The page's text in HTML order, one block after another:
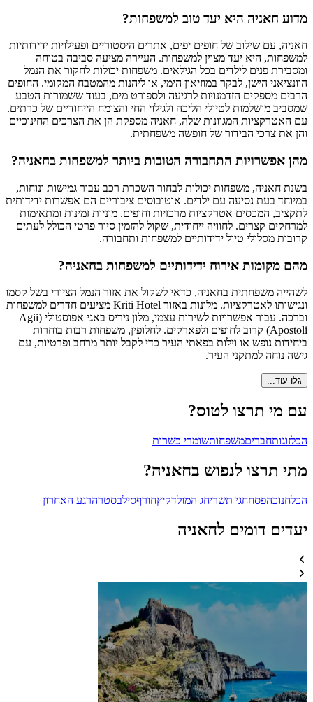
מדוע חאניה היא יעד טוב למשפחות?
חאניה, עם שילוב של חופים יפים, אתרים היסטוריים ופעילויות ידידותיות
למשפחות, היא יעד מצוין למשפחות. העיירה מציעה סביבה בטוחה
ומסבירת פנים לילדים בכל הגילאים. משפחות יכולות לחקור את הנמל
הוונציאני הישן, לבקר במוזיאון הימי, או ליהנות מהמטבח המקומי. החופים
הרבים מספקים הזדמנויות לרגיעה ולספורט מים, בעוד ששמורות הטבע
שמסביב מושלמות לטיולי הליכה ולגילוי החי והצומח הייחודיים של כרתים.
עם האטרקציות המגוונות שלה, חאניה מספקת הן את הצרכים החינוכיים
והן את צרכי הבידור של חופשה משפחתית.
מהן אפשרויות התחבורה הטובות ביותר למשפחות בחאניה?
בשנת חאניה, משפחות יכולות לבחור השכרת רכב עבור גמישות ונוחות,
במיוחד בעת נסיעה עם ילדים. אוטובוסים ציבוריים הם אפשרות ידידותית
לתקציב, המכסים אטרקציות מרכזיות וחופים. מוניות זמינות ומתאימות
למרחקים קצרים. לחוויה ייחודית, שקול להזמין סיור פרטי הכולל לעתים
קרובות מסלולי טיול ידידותיים למשפחות ותחבורה.
מהם מקומות אירוח ידידותיים למשפחות בחאניה?
לשהייה משפחתית בחאניה, כדאי לשקול את אזור הנמל הציורי בשל קסמו
ונגישותו לאטרקציות. מלונות באזור Kriti Hotel מציעים חדרים למשפחות
וברכה. עבור אפשרויות לשירות עצמי, מלון ניריס באגי אפוסטולי (Agii
Apostoli) קרוב לחופים ולפארקים. לחלופין, משפחות רבות בוחרות
ביחידות נופש או וילות בפאתי העיר כדי לקבל יותר מרחב ופרטיות, עם
גישה נוחה למתקני העיר.
גלו עוד...
עם מי תרצו לטוס?
הכלזוגותחבריםמשפחותשומרי כשרות
מתי תרצו לנפוש בחאניה?
הכלחנוכהפסחחגי תשריחג המולדקיץחורףסילבסטרהרגע האחרון
יעדים דומים לחאניה